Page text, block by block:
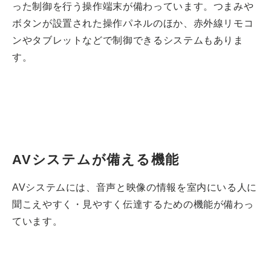
った制御を行う操作端末が備わっています。つまみや
ボタンが設置された操作パネルのほか、赤外線リモコ
ンやタブレットなどで制御できるシステムもありま
す。
AVシステムが備える機能
AVシステムには、音声と映像の情報を室内にいる人に
聞こえやすく・見やすく伝達するための機能が備わっ
ています。